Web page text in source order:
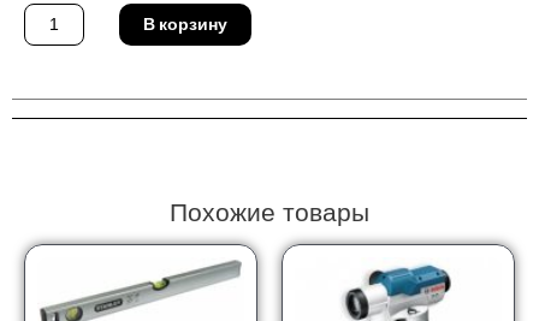
Количество
товара
Лот-
STHT0-
47244
В корзину
Похожие товары